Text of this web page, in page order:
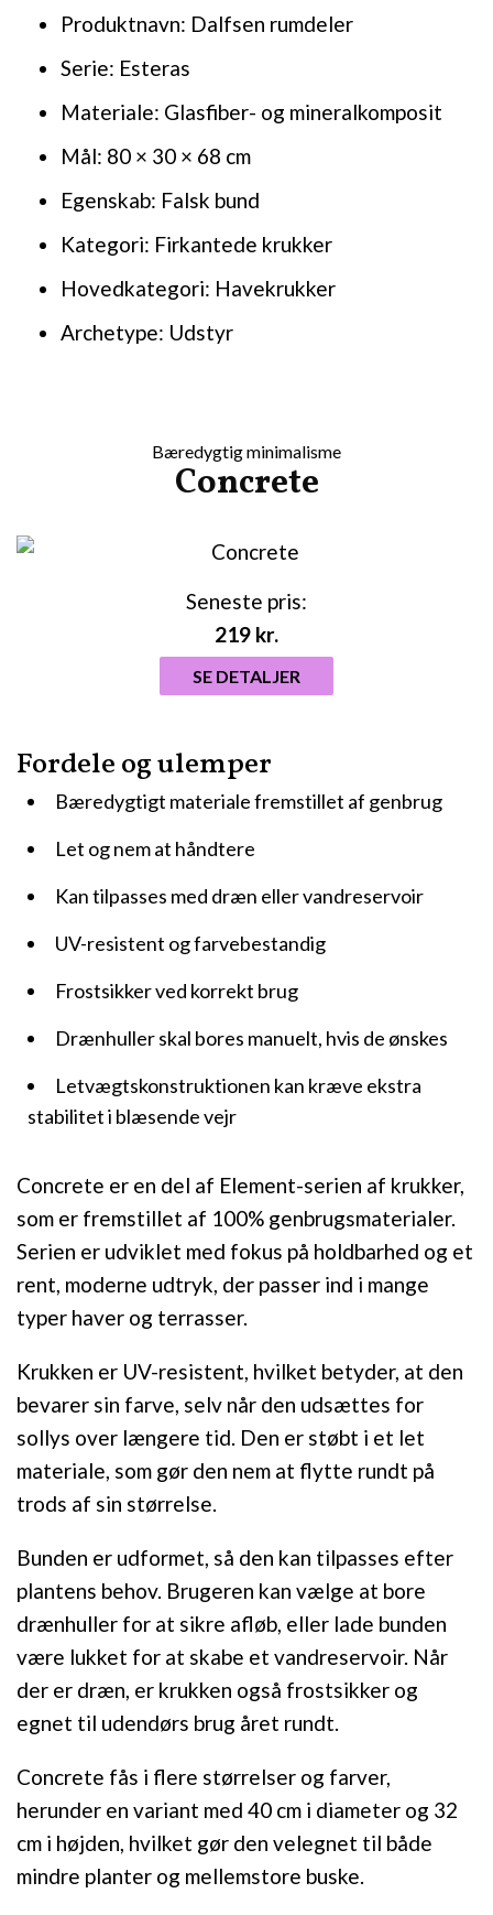
Produktnavn: Dalfsen rumdeler
Serie: Esteras
Materiale: Glasfiber- og mineralkomposit
Mål: 80 × 30 × 68 cm
Egenskab: Falsk bund
Kategori: Firkantede krukker
Hovedkategori: Havekrukker
Archetype: Udstyr
Bæredygtig minimalisme
Concrete
Concrete er en del af Element-serien af krukker,
som er fremstillet af 100% genbrugsmaterialer.
Serien er udviklet med fokus på holdbarhed og et
rent, moderne udtryk, der passer ind i mange
typer haver og terrasser.
Krukken er UV-resistent, hvilket betyder, at den
bevarer sin farve, selv når den udsættes for
sollys over længere tid. Den er støbt i et let
materiale, som gør den nem at flytte rundt på
trods af sin størrelse.
Bunden er udformet, så den kan tilpasses efter
plantens behov. Brugeren kan vælge at bore
drænhuller for at sikre afløb, eller lade bunden
være lukket for at skabe et vandreservoir. Når
der er dræn, er krukken også frostsikker og
egnet til udendørs brug året rundt.
Concrete fås i flere størrelser og farver,
herunder en variant med 40 cm i diameter og 32
cm i højden, hvilket gør den velegnet til både
mindre planter og mellemstore buske.
Fordele og ulemper
Bæredygtigt materiale fremstillet af genbrug
Let og nem at håndtere
Kan tilpasses med dræn eller vandreservoir
UV-resistent og farvebestandig
Frostsikker ved korrekt brug
Drænhuller skal bores manuelt, hvis de ønskes
Letvægtskonstruktionen kan kræve ekstra
stabilitet i blæsende vejr
Seneste pris:
219 kr.
SE DETALJER